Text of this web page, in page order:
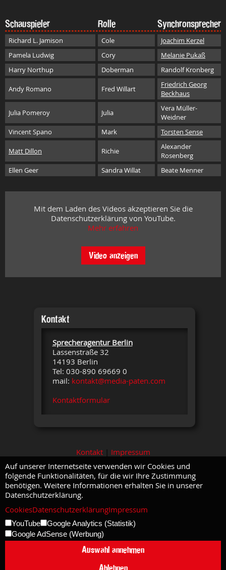
Schauspieler Rolle Synchronsprecher
Richard L. Jamison Cole
Joachim Kerzel
Pamela Ludwig
Cory
Melanie Pukaß
Harry Northup
Doberman Randolf Kronberg
Andy Romano Fred Willart
Friedrich Georg
Beckhaus
Julia Pomeroy Julia
Vera Müller-
Weidner
Vincent Spano
Mark Torsten Sense
Matt Dillon Richie
Alexander
Rosenberg
Ellen Geer
Sandra Willat Beate Menner
Mit dem Laden des Videos akzeptieren Sie die
Datenschutzerklärung von YouTube.
Mehr erfahren
Video anzeigen
Kontakt
Sprecheragentur Berlin
Lassenstraße 32
14193 Berlin
Tel: 030-890 69669 0
mail: kontakt@media-paten.com
Kontaktformular
Kontakt| Impressum
Auf unserer Internetseite verwenden wir Cookies und
folgende Funktionalitäten, für die wir Ihre Zustimmung
benötigen. Weitere Informationen erhalten Sie in unserer
Datenschutzerklärung.
CookiesDatenschutzerklärungImpressum
YouTube
Google Analytics (Statistik)
Google AdSense (Werbung)
Auswahl annehmen